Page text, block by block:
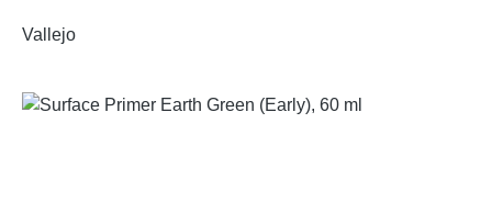
Vallejo
Bildergalerie überspringen